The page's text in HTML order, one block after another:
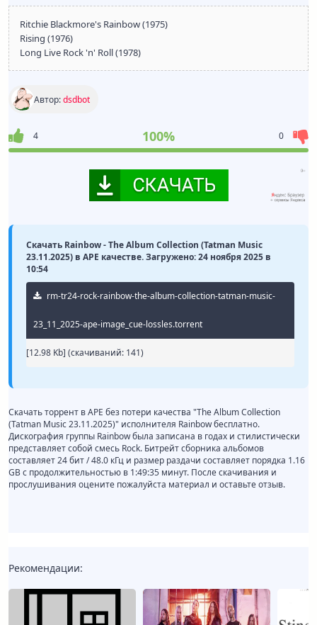
Ritchie Blackmore's Rainbow (1975)
Rising (1976)
Long Live Rock 'n' Roll (1978)
Автор:dsdbot
4 100% 0
Скачать Rainbow - The Album Collection (Tatman Music
23.11.2025) в APE качестве. Загружено: 24 ноября 2025 в
10:54
rm-tr24-rock-rainbow-the-album-collection-tatman-music-
23_11_2025-ape-image_cue-lossles.torrent
[12.98 Kb] (cкачиваний: 141)
Скачать торрент в APE без потери качества "The Album Collection
(Tatman Music 23.11.2025)" исполнителя Rainbow бесплатно.
Дискография группы Rainbow была записана в годах и стилистически
представляет собой смесь Rock. Битрейт сборника альбомов
составляет 24 бит / 48.0 кГц и размер раздачи составляет порядка 1.16
GB с продолжительностью в 1:49:35 минут. После скачивания и
прослушивания оцените пожалуйста материал и оставьте отзыв.
Рекомендации: